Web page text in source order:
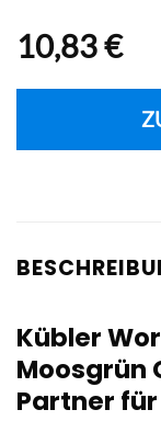
10,83€
Kübler
Moosgrün
Partner